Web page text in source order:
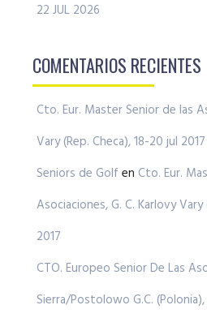
22 JUL 2026
COMENTARIOS RECIENTES
Cto. Eur. Master Senior de las
Vary (Rep. Checa), 18-20 jul
Seniors de Golf en Cto. Eur.
Asociaciones, G. C. Karlovy
2017
CTO. Europeo Senior De Las
Sierra/Postolowo G.C. (Polonia),